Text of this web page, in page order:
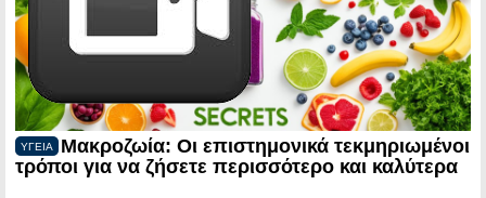
ΥΓΕΙΑ
Μακροζωία: Οι επιστημονικά τεκμηριωμένοι
τρόποι για να ζήσετε περισσότερο και καλύτερα